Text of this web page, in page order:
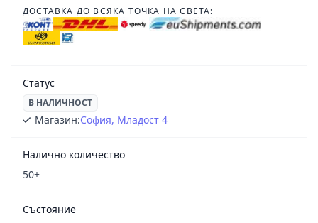
ДОСТАВКА ДО ВСЯКА ТОЧКА НА СВЕТА:
Статус
В НАЛИЧНОСТ
Магазин:София, Младост 4
Налично количество
50+
Състояние